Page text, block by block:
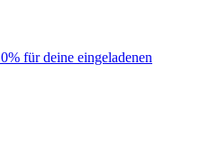
für deine eingeladenen